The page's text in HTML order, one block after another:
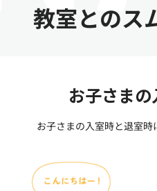
教室とのス
お子さま
お子さまの入室時と退室時